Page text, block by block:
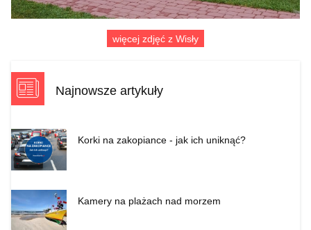
więcej zdjęć z Wisły
Najnowsze artykuły
Korki na zakopiance - jak ich uniknąć?
Kamery na plażach nad morzem